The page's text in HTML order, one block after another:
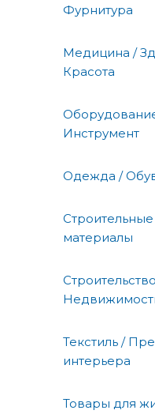
Фурнитура
Медицина /
Красота
Инструмент
Одежда /
материалы
Текстиль /
интерьера
Товары для